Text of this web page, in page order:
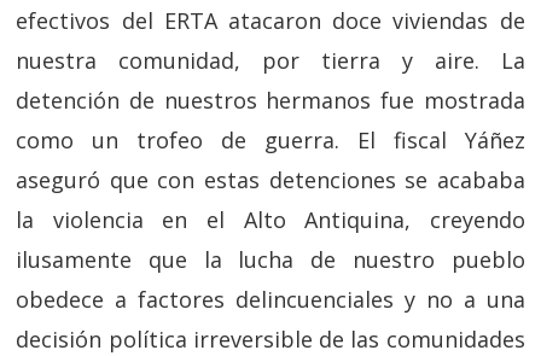
efectivos del ERTA atacaron doce viviendas de
nuestra comunidad, por tierra y aire. La
detención de nuestros hermanos fue mostrada
como un trofeo de guerra. El fiscal Yáñez
aseguró que con estas detenciones se acababa
la violencia en el Alto Antiquina, creyendo
ilusamente que la lucha de nuestro pueblo
obedece a factores delincuenciales y no a una
decisión política irreversible de las comunidades